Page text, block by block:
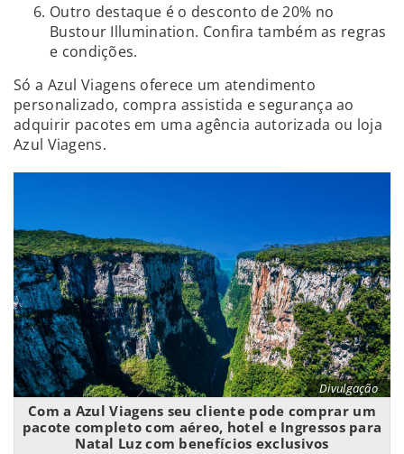
Outro destaque é o desconto de 20% no
Bustour Illumination. Confira também as regras
e condições.
Só a Azul Viagens oferece um atendimento
personalizado, compra assistida e segurança ao
adquirir pacotes em uma agência autorizada ou loja
Azul Viagens.
Divulgação
Com a Azul Viagens seu cliente pode comprar um
pacote completo com aéreo, hotel e Ingressos para
Natal Luz com benefícios exclusivos